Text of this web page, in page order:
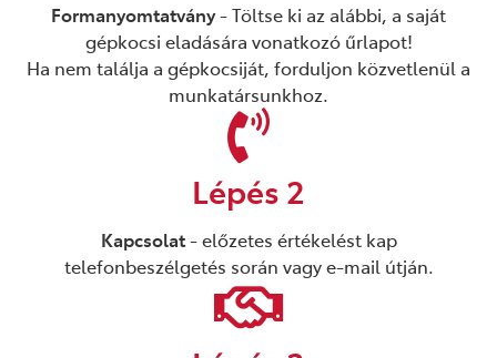
Formanyomtatvány- Töltse ki az alábbi, a saját
gépkocsi eladására vonatkozó űrlapot!
Ha nem találja a gépkocsiját, forduljon közvetlenül a
munkatársunkhoz.
Lépés 2
Kapcsolat- előzetes értékelést kap
telefonbeszélgetés során vagy e-mail útján.